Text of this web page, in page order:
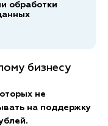
обработки
бизнесу
не
на поддержку